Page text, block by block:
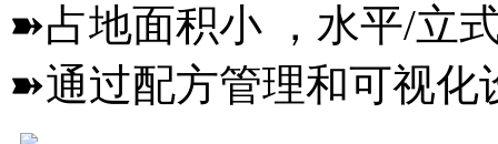
➽占地面积小 ，水平/立
➽通过配方管理和可视化